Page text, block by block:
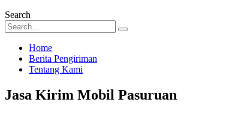
Search
Home
Berita Pengiriman
Tentang Kami
Jasa Kirim Mobil Pasuruan